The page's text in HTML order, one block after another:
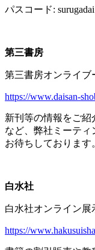
パスコード: surugadai
第三書房
第三書房オンライブ
https://www.daisan-
新刊等の情報をご
など、弊社ミーティ
お待ちしております
白水社
白水社オンライン展
https://